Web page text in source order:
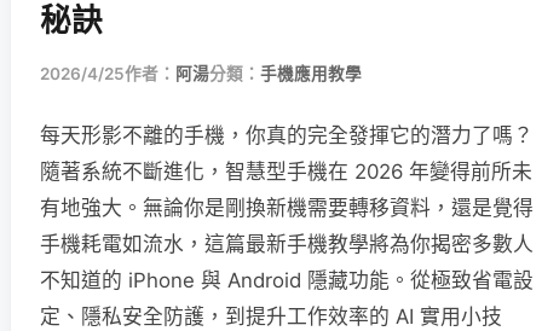
秘訣
2026/4/25作者： 阿湯分類： 手機應用教學
每天形影不離的手機，你真的完全發揮它的潛力了嗎？
隨著系統不斷進化，智慧型手機在 2026 年變得前所未
有地強大。無論你是剛換新機需要轉移資料，還是覺得
手機耗電如流水，這篇最新手機教學將為你揭密多數人
不知道的 iPhone 與 Android 隱藏功能。從極致省電設
定、隱私安全防護，到提升工作效率的 AI 實用小技